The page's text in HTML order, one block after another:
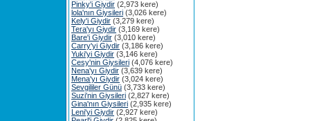
Pinky'i Giydir (2,973 kere)
lola'nın Giysileri (3,026 kere)
Kely'i Giydir (3,279 kere)
Tera'yı Giydir (3,169 kere)
Bare'i Giydir (3,010 kere)
Carry'yi Giydir (3,186 kere)
Yuki'yi Giydir (3,146 kere)
Cesy'nin Giysileri (4,076 kere)
Nena'yı Giydir (3,639 kere)
Mena'yı Giydir (3,024 kere)
Sevgililer Günü (3,733 kere)
Suzi'nin Giysileri (2,827 kere)
Gina'nın Giysileri (2,935 kere)
Leni'yi Giydir (2,927 kere)